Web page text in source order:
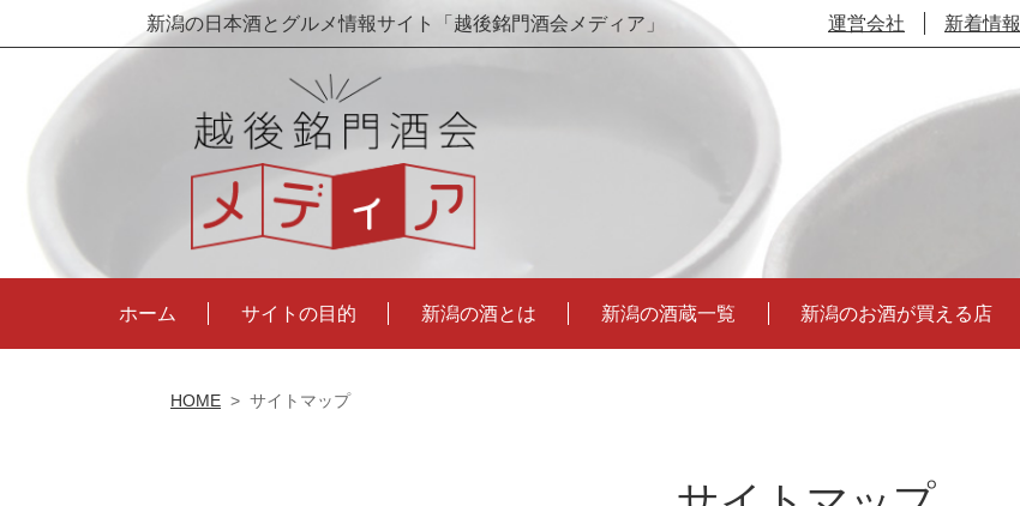
新潟の日本酒とグルメ情報サイト「越後銘門酒会メディア」 運営会社 新着情報
ホーム サイトの目的 新潟の酒とは 新潟の酒蔵一覧 新潟のお酒が買える店
HOME > サイトマップ